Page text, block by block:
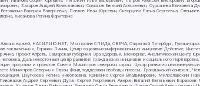
Захаров Андрей Вячеславович, Симонов Евгений Алексеевич, Сурначева Елизавета
Валерия Валерьевна, Павлов Иван Юрьевич, Скворцова Елена Сергеевна,
Хисамова Регина Фаритовна
Альянс врачей, НАСИЛИЮ.НЕТ, Мы против СПИДа, СВЕЧА, Открытый Петербург,
Горячая Линия, Центр социально-информационных инициатив Действие,
Проект Апрель, Самарская губерния, Эра здоровья, Мемориал, Аналитический Центр
Дальневосточный центр развития гражданских инициатив и социального
и проектов Совета Министров северных стран, Центр развития
Министров Северных Стран, Фонд поддержки свободы прессы, Гражданский контроль,
Дзугкоева Регина Николаевна, Кривенко Сергей Владимирович, Милославский
Андрей Сергеевич, Дугин Сергей Георгиевич, Аверин Виталий Евгеньевич,